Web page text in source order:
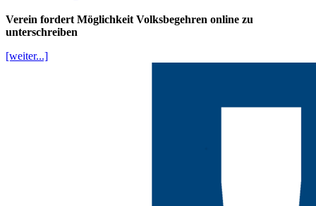
Verein fordert Möglichkeit Volksbegehren online zu
unterschreiben
[weiter...]